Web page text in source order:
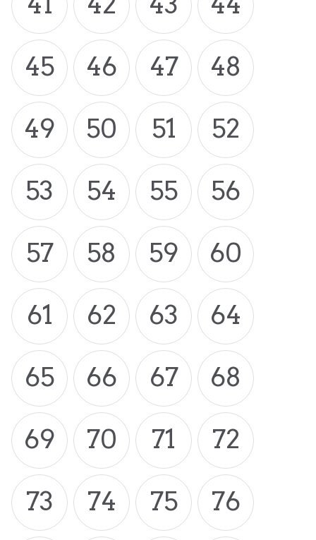
45
46 47
48
49
50 51
52
53
54 55
56
57
58 59
60
61
62 63
64
65
66 67
68
69
70 71
72
73
74 75
76